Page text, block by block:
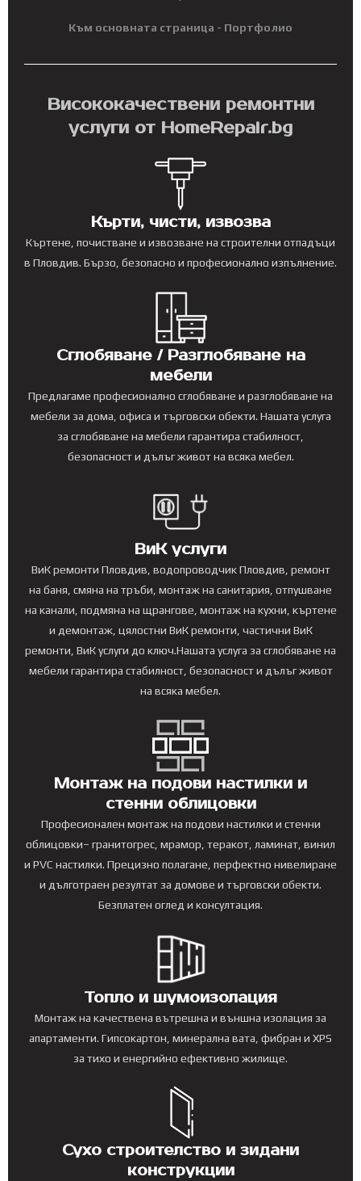
Към основната страница - Портфолио
Висококачествени ремонтни
услуги от HomeRepair.bg
Кърти, чисти, извозва
Къртене, почистване и извозване на строителни отпадъци
в Пловдив. Бързо, безопасно и професионално изпълнение.
Сглобяване / Разглобяване на
мебели
Предлагаме професионално сглобяване и разглобяване на
мебели за дома, офиса и търговски обекти. Нашата услуга
за сглобяване на мебели гарантира стабилност,
безопасност и дълъг живот на всяка мебел.
ВиК услуги
ВиК ремонти Пловдив, водопроводчик Пловдив, ремонт
на баня, смяна на тръби, монтаж на санитария, отпушване
на канали, подмяна на щрангове, монтаж на кухни, къртене
и демонтаж, цялостни ВиК ремонти, частични ВиК
ремонти, ВиК услуги до ключ.Нашата услуга за сглобяване на
мебели гарантира стабилност, безопасност и дълъг живот
на всяка мебел.
Монтаж на подови настилки и
стенни облицовки
Професионален монтаж на подови настилки и стенни
облицовки– гранитогрес, мрамор, теракот, ламинат, винил
и PVC настилки. Прецизно полагане, перфектно нивелиране
и дълготраен резултат за домове и търговски обекти.
Безплатен оглед и консултация.
Топло и шумоизолация
Монтаж на качествена вътрешна и външна изолация за
апартаменти. Гипсокартон, минерална вата, фибран и XPS
за тихо и енергийно ефективно жилище.
Сухо строителство и зидани
конструкции